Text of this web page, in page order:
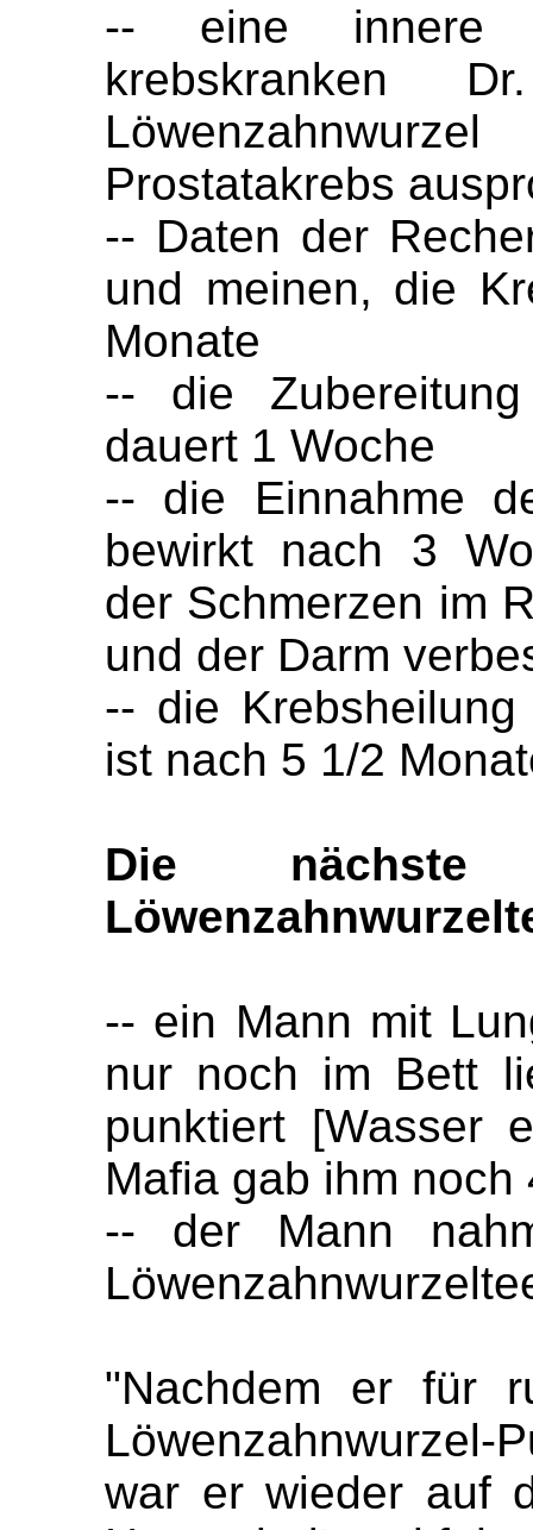
-- eine innere
krebskranken
Prostatakrebs
-- Daten der
und meinen, die
Monate
-- die
dauert 1 Woche
-- die Einnahme
bewirkt nach 3
der Schmerzen im
und der Darm
-- die Krebsheilung
ist nach 5 1/2
Die nächste
-- ein Mann mit
nur noch im Bett
punktiert [Wasser
Mafia gab ihm
-- der Mann
"Nachdem er für
war er wieder auf